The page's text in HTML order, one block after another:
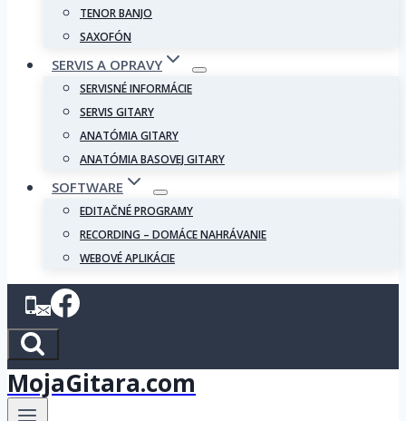
TENOR BANJO
SAXOFÓN
SERVIS A OPRAVY
SERVISNÉ INFORMÁCIE
SERVIS GITARY
ANATÓMIA GITARY
ANATÓMIA BASOVEJ GITARY
SOFTWARE
EDITAČNÉ PROGRAMY
RECORDING – DOMÁCE NAHRÁVANIE
WEBOVÉ APLIKÁCIE
MojaGitara.com